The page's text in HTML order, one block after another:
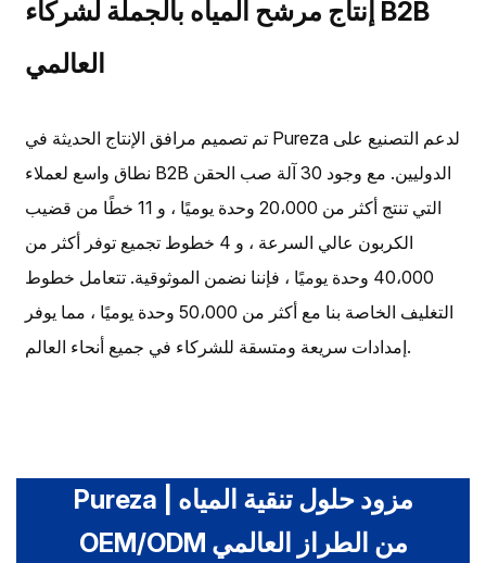
إنتاج مرشح المياه بالجملة لشركاء B2B
العالمي
تم تصميم مرافق الإنتاج الحديثة في Pureza لدعم التصنيع على
نطاق واسع لعملاء B2B الدوليين. مع وجود 30 آلة صب الحقن
التي تنتج أكثر من 20،000 وحدة يوميًا ، و 11 خطًا من قضيب
الكربون عالي السرعة ، و 4 خطوط تجميع توفر أكثر من
40،000 وحدة يوميًا ، فإننا نضمن الموثوقية. تتعامل خطوط
التغليف الخاصة بنا مع أكثر من 50،000 وحدة يوميًا ، مما يوفر
إمدادات سريعة ومتسقة للشركاء في جميع أنحاء العالم.
Pureza | مزود حلول تنقية المياه
OEM/ODM من الطراز العالمي